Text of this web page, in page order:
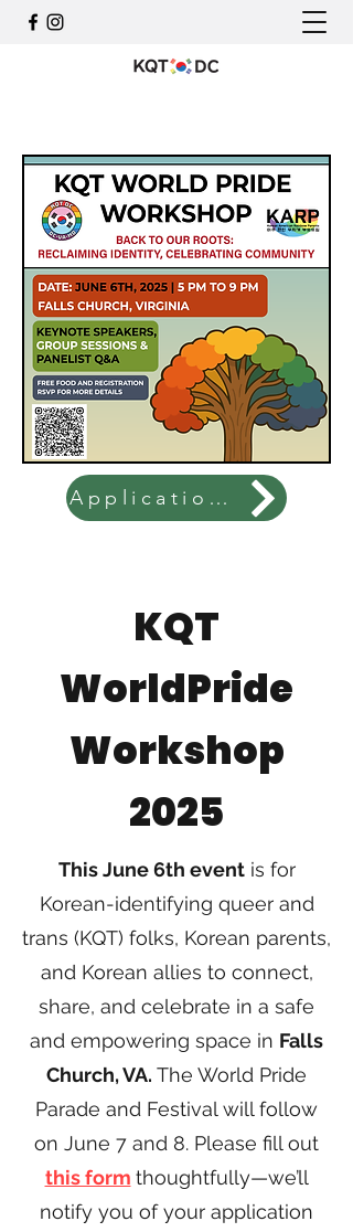
Application/ 신청서
KQT
WorldPride
Workshop
2025
This June 6th eventis for
Korean-identifying queer and
trans (KQT) folks, Korean parents,
and Korean allies to connect,
share, and celebrate in a safe
and empowering space in Falls
Church, VA. The World Pride
Parade and Festival will follow
on June 7 and 8. Please fill out
this form thoughtfully—we’ll
notify you of your application